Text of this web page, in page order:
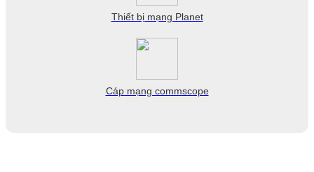
Thiết bị mạng Planet
Cáp mạng commscope